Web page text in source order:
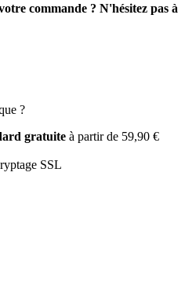
commande ? N'hésitez pas à
?
gratuite à partir de 59,90 €
SSL